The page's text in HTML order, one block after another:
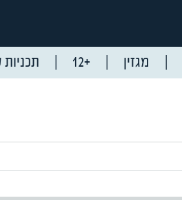
מגזין +12